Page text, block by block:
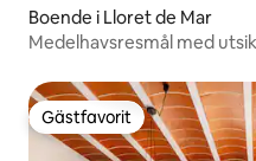
Boende i Lloret de Mar
Medelhavsresmål med
Gästfavorit
Gästfavorit